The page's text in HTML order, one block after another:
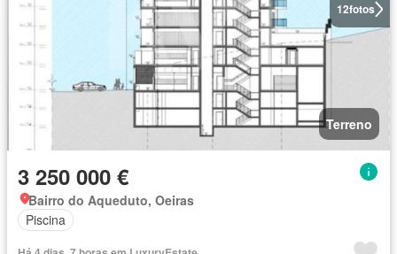
12fotos
Terreno
3 250 000 €
Bairro do Aqueduto, Oeiras
Piscina